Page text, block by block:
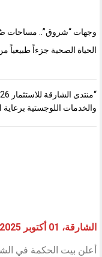
وجهات “شروق”.. مساحات
الحياة الصحية جزءاً طبيعياً
والخدمات اللوجستية برعاية
الشارقة، 01 أكتوبر 2025
أعلن بيت الحكمة في